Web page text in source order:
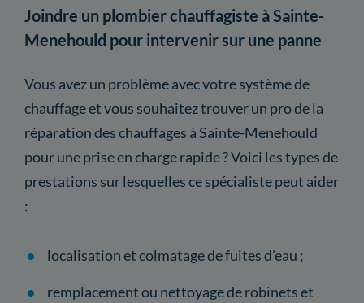
Joindre un plombier chauffagiste à Sainte-
Menehould pour intervenir sur une panne
Vous avez un problème avec votre système de
chauffage et vous souhaitez trouver un pro de la
réparation des chauffages à Sainte-Menehould
pour une prise en charge rapide ? Voici les types de
prestations sur lesquelles ce spécialiste peut aider
:
localisation et colmatage de fuites d'eau ;
remplacement ou nettoyage de robinets et